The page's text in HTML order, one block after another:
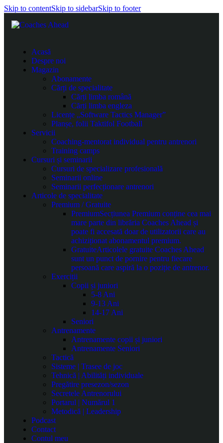
Skip to contentSkip to sidebarSkip to footer
Acasă
Despre noi
Magazin
Abonamente
Cărți de specialitate
Cărți limba română
Cărți limba engleza
Licențe „Software Tactics Manager”
Planșe, folii Taktifol Football
Servicii
Coaching-mentorat individual pentru antrenori
Training camps
Cursuri și seminarii
Cursuri de specializare profesională
Seminarii online
Seminarii perfecționare antrenori
Articole de specialitate
Premium / Gratuite
PremiumSecțiunea Premium conține cea mai
mare parte din librăria Coaches Ahead și
poate fi accesată doar de utilizatorii care au
achiziționat abonamentul premium.
GratuiteArticolele gratuite Coaches Ahead
sunt un punct de pornire pentru fiecare
persoană care aspiră la o poziție de antrenor.
Exerciții
Copii și juniori
5-8 Ani
9-13 Ani
14-17 Ani
Seniori
Antrenamente
Antrenamente copii și juniori
Antrenamente Seniori
Tactică
Sisteme | Trasee de joc
Tehnică | Abilități individuale
Pregătire presezon/sezon
Secretele Antrenorului
Portarul | Numărul 1
Metodică | Leadership
Podcast
Contact
Contul meu